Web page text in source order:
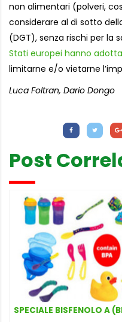
non alimentari (polveri,
considerare al di sotto
(DGT), senza rischi per la
Stati europei hanno
limitarne e/o vietarne
Luca Foltran, Dario Dongo
Post
SPECIALE BISFENOLO A